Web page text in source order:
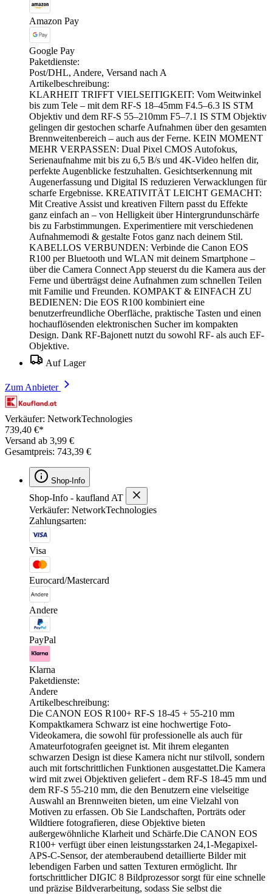
Amazon Pay
Google Pay
Paketdienste:
Post/DHL, Andere, Versand nach A
Artikelbeschreibung:
KLARHEIT TRIFFT VIELSEITIGKEIT: Vom Weitwinkel
bis zum Tele – mit dem RF-S 18–45mm F4.5–6.3 IS STM
Objektiv und dem RF-S 55–210mm F5–7.1 IS STM Objektiv
gelingen dir gestochen scharfe Aufnahmen über den gesamten
Brennweitenbereich – auch aus der Ferne. KEIN MOMENT
MEHR VERPASSEN: Dual Pixel CMOS Autofokus,
Serienaufnahme mit bis zu 6,5 B/s und 4K-Video helfen dir,
perfekte Augenblicke festzuhalten. Gesichtserkennung mit
Augenerfassung und Digital IS reduzieren Verwacklungen für
scharfe Ergebnisse. KREATIVITÄT LEICHT GEMACHT:
Mit Creative Assist und kreativen Filtern passt du Effekte
ganz einfach an – von Helligkeit über Hintergrundunschärfe
bis zu Farbstimmungen. Experimentiere mit verschiedenen
Aufnahmemodi & gestalte Fotos ganz nach deinem Stil.
KABELLOS VERBUNDEN: Verbinde die Canon EOS
R100 per Bluetooth und WLAN mit deinem Smartphone –
über die Camera Connect App steuerst du die Kamera aus der
Ferne und überträgst deine Aufnahmen zum schnellen Teilen
mit Familie und Freunden. KOMPAKT & EINFACH ZU
BEDIENEN: Die EOS R100 kombiniert eine
benutzerfreundliche Oberfläche, praktische Tasten und einen
hochauflösenden elektronischen Sucher im kompakten
Design. Dank RF-Bajonett nutzt du sowohl RF- als auch EF-
Objektive.
Auf Lager
Zum Anbieter
Verkäufer: NetworkTechnologies
739,40 €*
Versand ab 3,99 €
Gesamtpreis: 743,39 €
Shop-Info
Shop-Info - kaufland AT
Verkäufer: NetworkTechnologies
Zahlungsarten:
Visa
Eurocard/Mastercard
Andere
PayPal
Klarna
Paketdienste:
Andere
Artikelbeschreibung:
Die CANON EOS R100+ RF-S 18-45 + 55-210 mm
Kompaktkamera Schwarz ist eine hochwertige Foto-
Videokamera, die sowohl für professionelle als auch für
Amateurfotografen geeignet ist. Mit ihrem eleganten
schwarzen Design ist diese Kamera nicht nur stilvoll, sondern
auch mit fortschrittlichen Funktionen ausgestattet.Die Kamera
wird mit zwei Objektiven geliefert - dem RF-S 18-45 mm und
dem RF-S 55-210 mm, die den Benutzern eine vielseitige
Auswahl an Brennweiten bieten, um eine Vielzahl von
Motiven zu erfassen. Ob Sie Landschaften, Porträts oder
Wildtiere fotografieren, diese Objektive bieten
außergewöhnliche Klarheit und Schärfe.Die CANON EOS
R100+ verfügt über einen leistungsstarken 24,1-Megapixel-
APS-C-Sensor, der atemberaubend detaillierte Bilder mit
lebendigen Farben und satten Texturen ermöglicht. Ihr
fortschrittlicher DIGIC 8 Bildprozessor sorgt für eine schnelle
und präzise Bildverarbeitung, sodass Sie selbst die